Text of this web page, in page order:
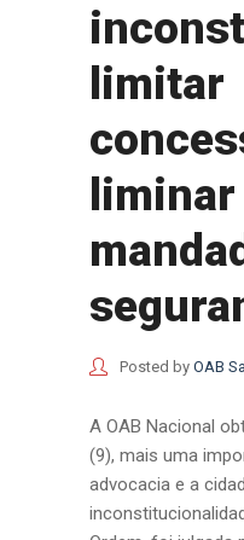
limitar
liminar
Posted by OAB
A OAB Nacional
(9), mais uma
advocacia e a